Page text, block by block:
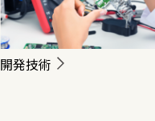
開発技術